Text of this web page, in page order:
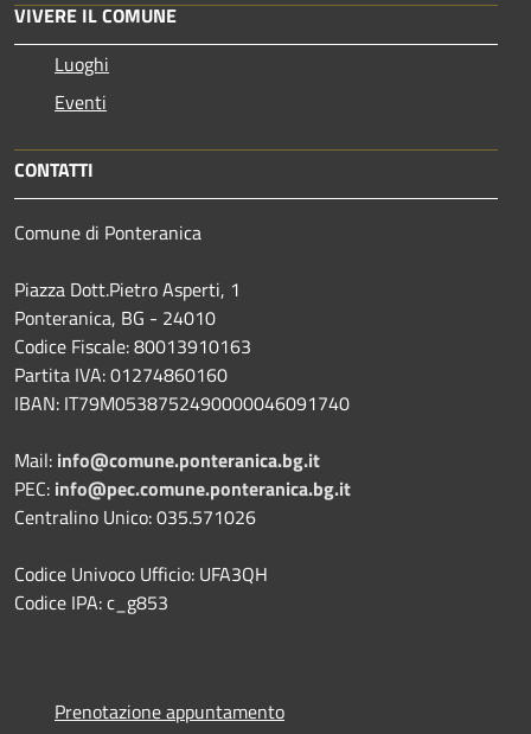
VIVERE IL COMUNE
Luoghi
Eventi
CONTATTI
Comune di Ponteranica
Piazza Dott.Pietro Asperti, 1
Ponteranica, BG - 24010
Codice Fiscale: 80013910163
Partita IVA: 01274860160
IBAN: IT79M0538752490000046091740
Mail: info@comune.ponteranica.bg.it
PEC: info@pec.comune.ponteranica.bg.it
Centralino Unico: 035.571026
Codice Univoco Ufficio: UFA3QH
Codice IPA: c_g853
Prenotazione appuntamento